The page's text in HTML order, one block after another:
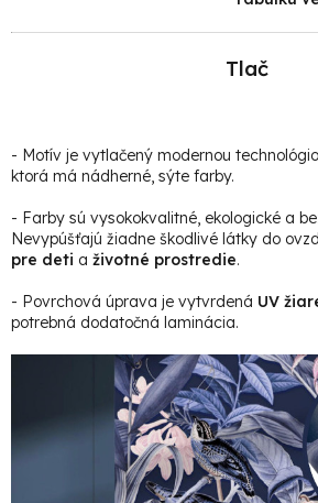
Tlač
- Motív je vytlačený modernou
ktorá má nádherné, sýte farby.
- Farby sú vysokokvalitné, ekologické a
Nevypúšťajú žiadne škodlivé látky do
pre deti a životné prostredie.
- Povrchová úprava je vytvrdená UV
potrebná dodatočná laminácia.